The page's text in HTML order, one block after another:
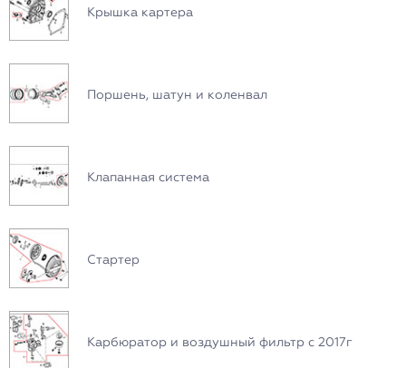
Крышка картера
Поршень, шатун и коленвал
Клапанная система
Стартер
Карбюратор и воздушный фильтр с 2017г